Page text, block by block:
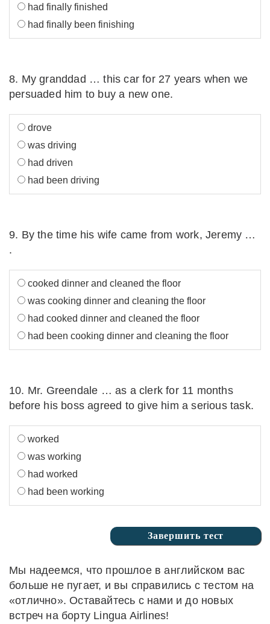
had finally finished
had finally been finishing
8. My granddad … this car for 27 years when we
persuaded him to buy a new one.
drove
was driving
had driven
had been driving
9. By the time his wife came from work, Jeremy …
.
cooked dinner and cleaned the floor
was cooking dinner and cleaning the floor
had cooked dinner and cleaned the floor
had been cooking dinner and cleaning the floor
10. Mr. Greendale … as a clerk for 11 months
before his boss agreed to give him a serious task.
worked
was working
had worked
had been working
Мы надеемся, что прошлое в английском вас
больше не пугает, и вы справились с тестом на
«отлично». Оставайтесь с нами и до новых
встреч на борту Lingua Airlines!